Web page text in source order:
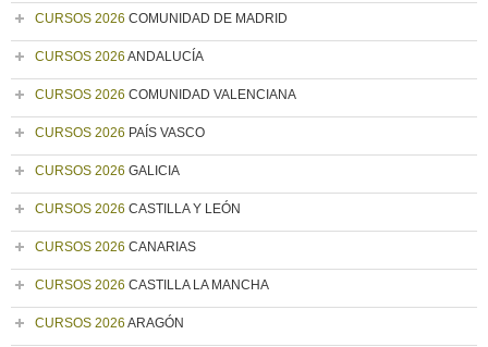
CURSOS 2026 COMUNIDAD DE MADRID
CURSOS 2026 ANDALUCÍA
CURSOS 2026 COMUNIDAD VALENCIANA
CURSOS 2026 PAÍS VASCO
CURSOS 2026 GALICIA
CURSOS 2026 CASTILLA Y LEÓN
CURSOS 2026 CANARIAS
CURSOS 2026 CASTILLA LA MANCHA
CURSOS 2026 ARAGÓN